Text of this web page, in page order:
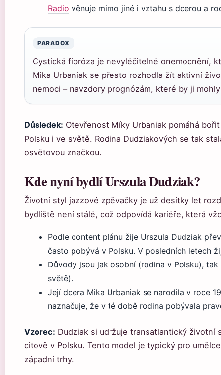
Radio věnuje mimo jiné i vztahu s dcerou a
PARADOX
Cystická fibróza je nevyléčitelné onemocnění,
Mika Urbaniak se přesto rozhodla žít aktivní
nemoci – navzdory prognózám, které by ji
Důsledek: Otevřenost Míky Urbaniak pomáhá
Polsku i ve světě. Rodina Dudziakových se tak
osvětovou značkou.
Kde nyní bydlí Urszula Dudziak?
Životní styl jazzové zpěvačky je už desítky let
bydliště není stálé, což odpovídá kariéře, která
Podle content plánu žije Urszula Dudziak
často pobývá v Polsku. V posledních letech
Důvody jsou jak osobní (rodina v Polsku),
světě).
Její dcera Mika Urbaniak se narodila v roce
naznačuje, že v té době rodina pobývala
Vzorec: Dudziak si udržuje transatlantický životní
citově v Polsku. Tento model je typický pro
západní trhy.